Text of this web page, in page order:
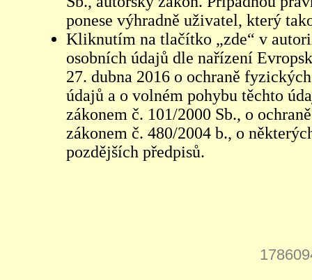
ponese výhradně uživatel, který
Kliknutím na tlačítko „zde“ v
osobních údajů dle nařízení
27. dubna 2016 o ochraně
údajů a o volném pohybu těchto
zákonem č. 101/2000 Sb., o
zákonem č. 480/2004 b., o
pozdějších předpisů.